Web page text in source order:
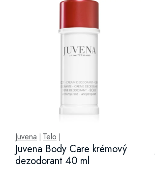
Juvena Telo
Juvena Body Care krémový
dezodorant 40 ml